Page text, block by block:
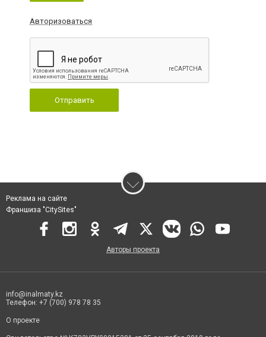
Авторизоваться
Отправить
Реклама на сайте
Франшиза "CitySites"
Авторы проекта
info@inalmaty.kz
Телефон: +7 (700) 978 78 35
О проекте